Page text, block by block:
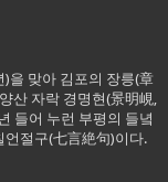
)을 맞아 김포의 장릉(章
산 자락 경명현(景明峴,
들어 누런 부평의 들녘
언절구(七言絶句)이다.